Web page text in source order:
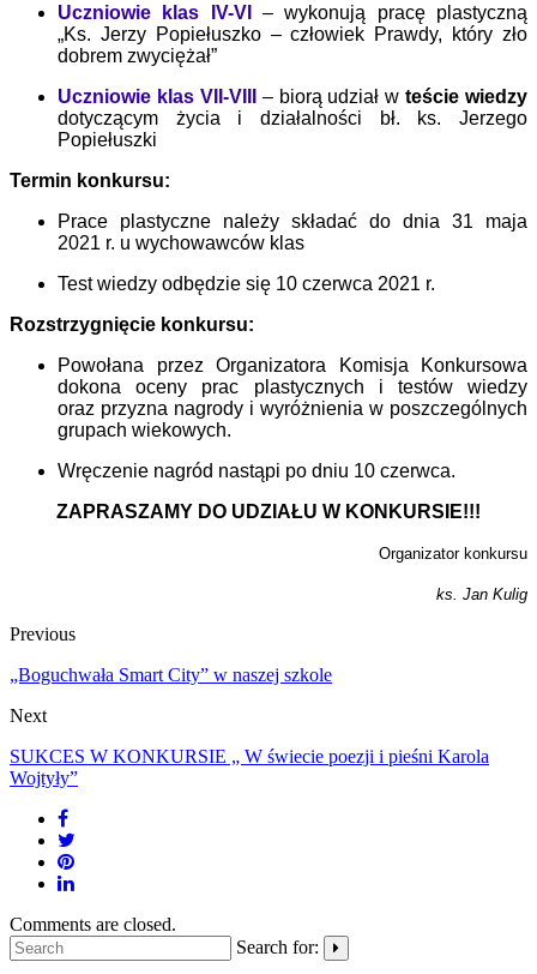
Uczniowie klas IV-VI
– wykonują pracę plastyczną
„Ks. Jerzy Popiełuszko – człowiek Prawdy, który zło
dobrem zwyciężał”
Uczniowie klas VII-VIII
– biorą udział wteście wiedzy
dotyczącym życia i działalności bł. ks. Jerzego
Popiełuszki
Termin konkursu:
Prace plastyczne należy składać do dnia 31 maja
2021 r. u wychowawców klas
Test wiedzy odbędzie się 10 czerwca 2021 r.
Rozstrzygnięcie konkursu:
Powołana przez Organizatora Komisja Konkursowa
dokona oceny prac plastycznych i testów wiedzy
oraz przyzna nagrody i wyróżnienia w poszczególnych
grupach wiekowych.
Wręczenie nagród nastąpi po dniu 10 czerwca.
ZAPRASZAMY DO UDZIAŁU W KONKURSIE!!!
Organizator konkursu
ks. Jan Kulig
Previous
„Boguchwała Smart City” w naszej szkole
Next
SUKCES W KONKURSIE „ W świecie poezji i pieśni Karola
Wojtyły”
Comments are closed.
Search for: